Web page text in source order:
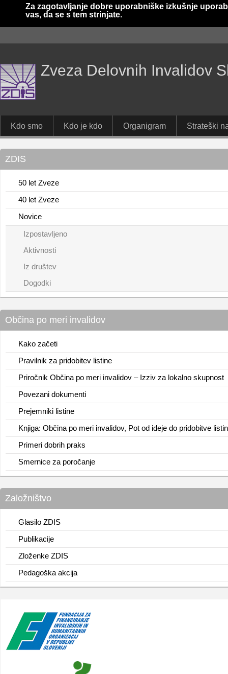
Za zagotavljanje dobre uporabniške izkušnje
vas, da se s tem strinjate.
Zveza Delovnih Invalidov
Kdo smo Kdo je kdo Organigram Strateški
ZDIS
50 let Zveze
40 let Zveze
Novice
Izpostavljeno
Aktivnosti
Iz društev
Dogodki
Občina po meri invalidov
Kako začeti
Pravilnik za pridobitev listine
Priročnik Občina po meri invalidov – Izziv za lokalno skupnost
Povezani dokumenti
Prejemniki listine
Knjiga: Občina po meri invalidov, Pot od ideje do pridobitve
Primeri dobrih praks
Smernice za poročanje
Založništvo
Glasilo ZDIS
Publikacije
Zloženke ZDIS
Pedagoška akcija